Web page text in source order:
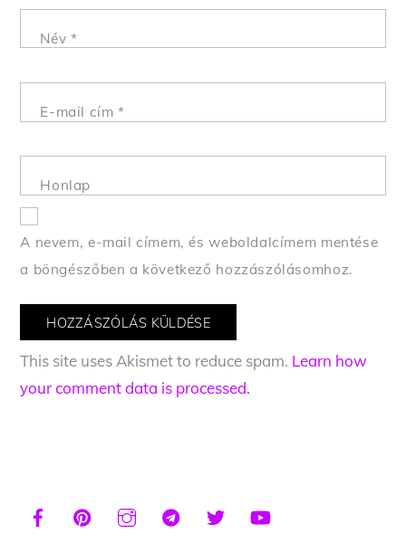
Név *
E-mail cím*
Honlap
A nevem, e-mail címem, és weboldalcímem mentése
a böngészőben a következő hozzászólásomhoz.
This site uses Akismet to reduce spam. Learn how
your comment data is processed.